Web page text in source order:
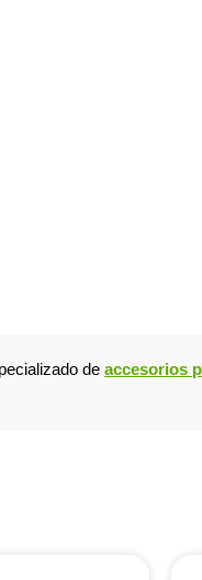
de accesorios